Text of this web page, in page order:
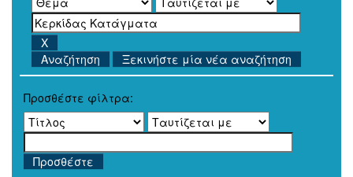
Ξεκινήστε μία νέα αναζήτηση
Προσθέστε φίλτρα: